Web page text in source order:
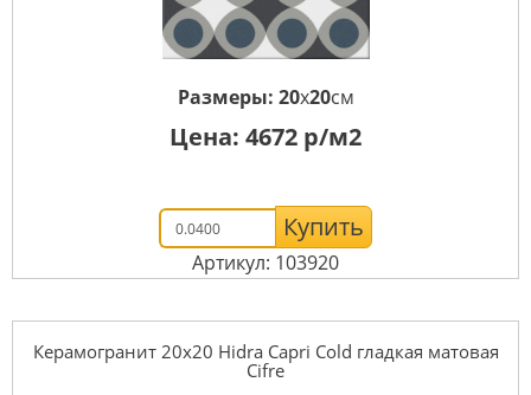
Размеры: 20x20см
Цена: 4672 р/м2
Купить
Артикул: 103920
Керамогранит 20x20 Hidra Capri Cold гладкая матовая
Cifre